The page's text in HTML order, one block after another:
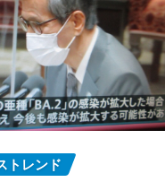
トレンド